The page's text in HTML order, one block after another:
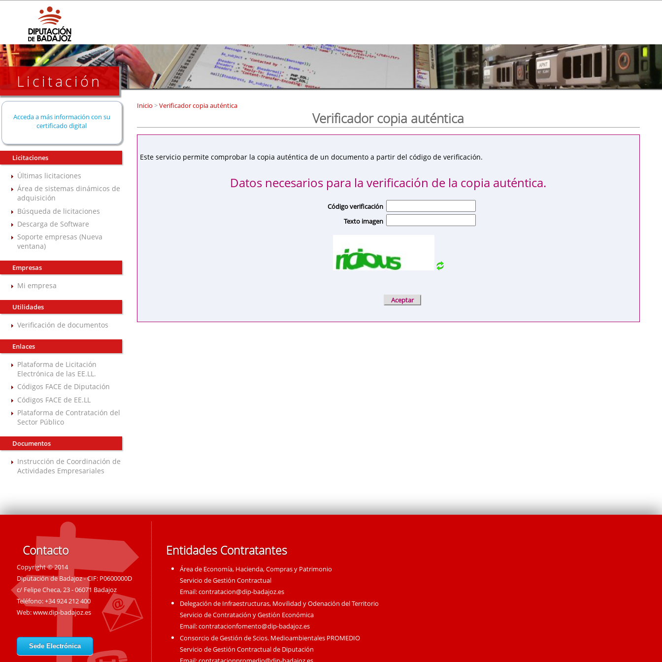
Licitación
Acceda a más información con su
certificado digital
Licitaciones
Últimas licitaciones
Área de sistemas dinámicos de
adquisición
Búsqueda de licitaciones
Descarga de Software
Soporte empresas (Nueva
ventana)
Empresas
Mi empresa
Utilidades
Verificación de documentos
Enlaces
Plataforma de Licitación
Electrónica de las EE.LL.
Códigos FACE de Diputación
Códigos FACE de EE.LL
Plataforma de Contratación del
Sector Público
Documentos
Instrucción de Coordinación de
Actividades Empresariales
Inicio >Verificador copia auténtica
Verificador copia auténtica
Este servicio permite comprobar la copia auténtica de un documento a partir del código de verificación.
Datos necesarios para la verificación de la copia auténtica.
Código verificación
Texto imagen
Contacto
Copyright © 2014
Diputación de Badajoz - CIF: P0600000D
c/ Felipe Checa, 23 - 06071 Badajoz
Teléfono: +34 924 212 400
Web:www.dip-badajoz.es
Sede Electrónica
Entidades Contratantes
Área de Economía, Hacienda, Compras y Patrimonio
Servicio de Gestión Contractual
Email:contratacion@dip-badajoz.es
Delegación de Infraestructuras, Movilidad y Odenación del Territorio
Servicio de Contratación y Gestión Económica
Email:contratacionfomento@dip-badajoz.es
Consorcio de Gestión de Scios. Medioambientales PROMEDIO
Servicio de Gestión Contractual de Diputación